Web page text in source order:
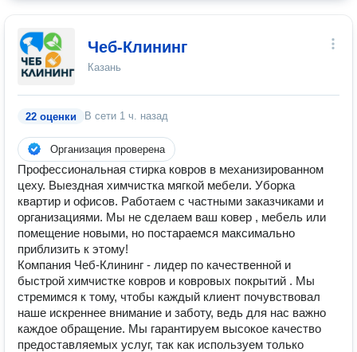
Чеб-Клининг
Казань
22 оценки В сети 1 ч. назад
Организация проверена
Профессиональная стирка ковров в механизированном
цеху. Выездная химчистка мягкой мебели. Уборка
квартир и офисов. Работаем с частными заказчиками и
организациями. Мы не сделаем ваш ковер , мебель или
помещение новыми, но постараемся максимально
приблизить к этому!
Компания Чеб-Клининг - лидер по качественной и
быстрой химчистке ковров и ковровых покрытий . Мы
стремимся к тому, чтобы каждый клиент почувствовал
наше искреннее внимание и заботу, ведь для нас важно
каждое обращение. Мы гарантируем высокое качество
предоставляемых услуг, так как используем только